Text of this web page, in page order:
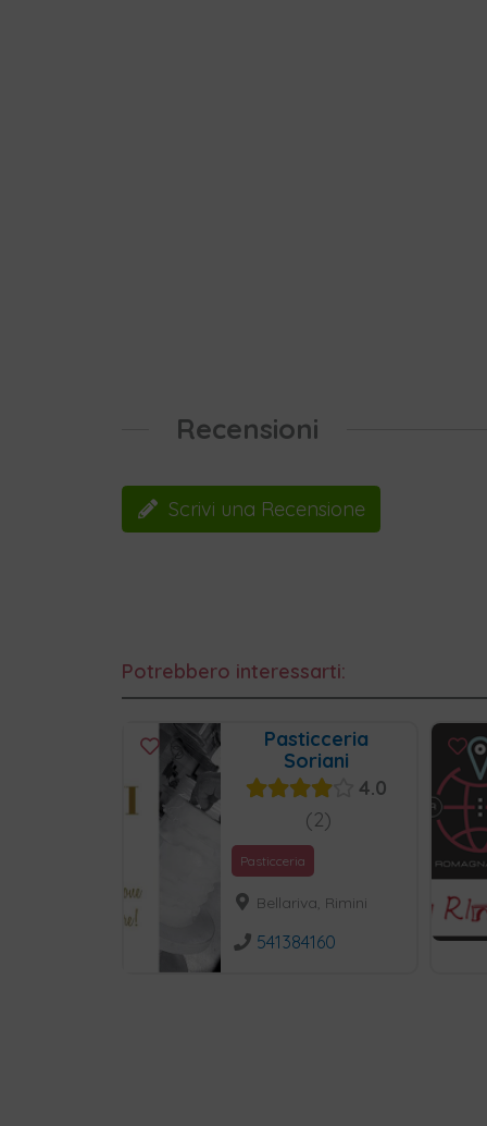
Recensioni
Scrivi una Recensione
Potrebbero interessarti:
Pasticceria
Soriani
4.0
2
Pasticceria
Bellariva, Rimini
541384160